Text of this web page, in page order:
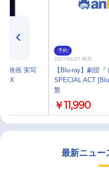
】映画 実写
予約
2027/01/27 発売
【Blu-ray】劇団『
SPECIAL ACT
盤
￥11,990
最新ニュー